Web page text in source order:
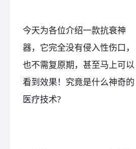
今天为各位介绍一款抗衰神
器，它完全没有侵入性伤口，
也不需复原期，甚至马上可以
看到效果！究竟是什么神奇的
医疗技术?